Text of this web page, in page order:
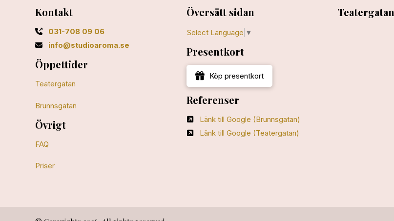
Kontakt
031-708 09 06
info@studioaroma.se
Öppettider
Teatergatan
Brunnsgatan
Övrigt
FAQ
Priser
Översätt sidan
Select Language ▼
Presentkort
Köp presentkort
Referenser
Länk till Google (Brunnsgatan)
Länk till Google (Teatergatan)
Teatergatan